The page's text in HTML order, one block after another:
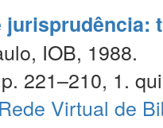
IOB, 1988.
221–210, 1.
Rede Virtual de